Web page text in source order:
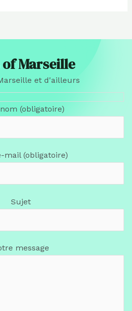
of Marseille
et d'ailleurs
(obligatoire)
mail (obligatoire)
Sujet
message